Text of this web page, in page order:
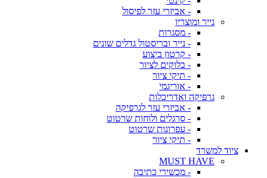
- אביזרי עזר לפיסול
נייר ומוצריו
- מסגרות
- נייר ובריסטול גדלים שונים
- קרטון ביצוע
- בלוקים לציור
- תיקי ציור
- אוריגמי
גרפיקה ואדריכלות
- אביזרי עזר לגרפיקה
- סרגלים ולוחות שרטוט
- עפרונות שרטוט
- תיקי ציור
ציוד למשרד
MUST HAVE
- מכשירי כתיבה